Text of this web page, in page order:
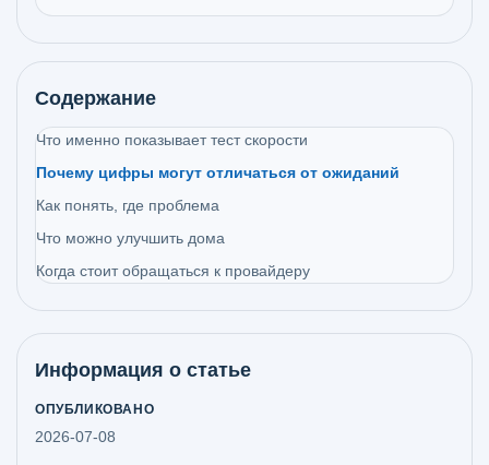
Содержание
Что именно показывает тест скорости
Почему цифры могут отличаться от ожиданий
Как понять, где проблема
Что можно улучшить дома
Когда стоит обращаться к провайдеру
Информация о статье
ОПУБЛИКОВАНО
2026-07-08